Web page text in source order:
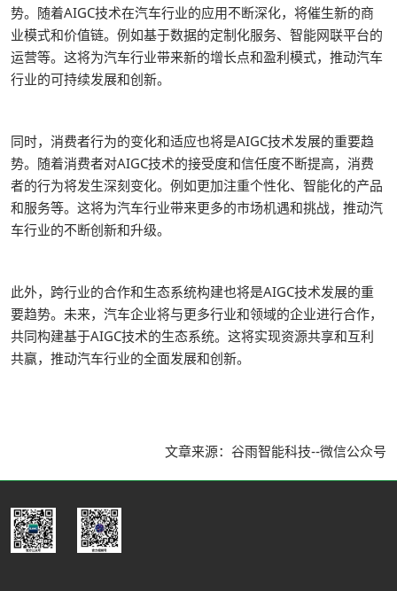
势。随着AIGC技术在汽车行业的应用不断深化，将催生新的商
业模式和价值链。例如基于数据的定制化服务、智能网联平台的
运营等。这将为汽车行业带来新的增长点和盈利模式，推动汽车
行业的可持续发展和创新。
同时，消费者行为的变化和适应也将是AIGC技术发展的重要趋
势。随着消费者对AIGC技术的接受度和信任度不断提高，消费
者的行为将发生深刻变化。例如更加注重个性化、智能化的产品
和服务等。这将为汽车行业带来更多的市场机遇和挑战，推动汽
车行业的不断创新和升级。
此外，跨行业的合作和生态系统构建也将是AIGC技术发展的重
要趋势。未来，汽车企业将与更多行业和领域的企业进行合作，
共同构建基于AIGC技术的生态系统。这将实现资源共享和互利
共赢，推动汽车行业的全面发展和创新。
文章来源：谷雨智能科技--微信公众号